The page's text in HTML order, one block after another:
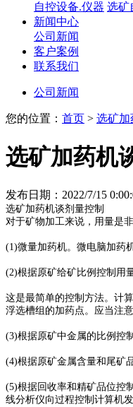
自控设备.仪器 选矿
新闻中心
公司新闻
客户案例
联系我们
公司新闻
您的位置： 首页 > 选矿加
选矿加药机
发布日期：2022/7/15
选矿加药机谈剂量控制
对于矿物加工来说，用量是
(1)微量加药机。微电脑加药
(2)根据原矿给矿比例控制用量
这是最简单的控制方法。计
浮选槽组的加药点。应当注
(3)根据原矿中金属的比例控
(4)根据原矿金属含量和尾矿
(5)根据回收率和精矿品位控
线分析仪向过程控制计算机